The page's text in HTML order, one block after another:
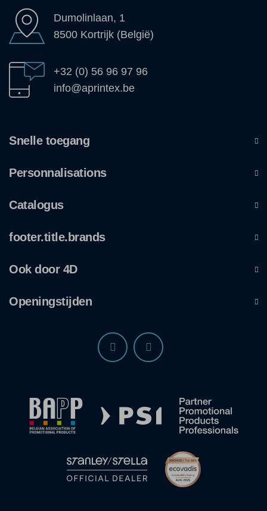
Dumolinlaan, 1
8500 Kortrijk (België)
+32 (0) 56 96 97 96
info@aprintex.be
Snelle toegang
Personnalisations
Catalogus
footer.title.brands
Ook door 4D
Openingstijden